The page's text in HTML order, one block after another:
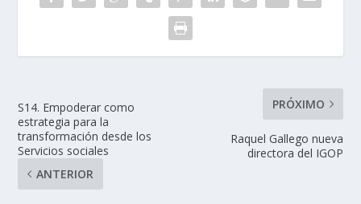
S14. Empoderar como
estrategia para la
transformación desde los
Servicios sociales
ANTERIOR
PRÓXIMO
Raquel Gallego nueva
directora del IGOP